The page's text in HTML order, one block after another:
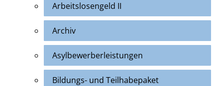
Arbeitslosengeld II
Archiv
Asylbewerberleistungen
Bildungs- und Teilhabepaket